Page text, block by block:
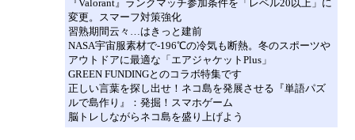
『Valorant』ランクマッチ参加条件を「レベル20以上」に
変更。スマーフ対策強化
習熟期間云々…はきっと建前
NASA宇宙服素材で-196℃の冷気も断熱。冬のスポーツや
アウトドアに最適な「エアジャケットPlus」
GREEN FUNDINGとのコラボ特集です
正しい言葉を探し出せ！ネコ島を発展させる『単語パズ
ルで島作り』：発掘！スマホゲーム
脳トレしながらネコ島を盛り上げよう